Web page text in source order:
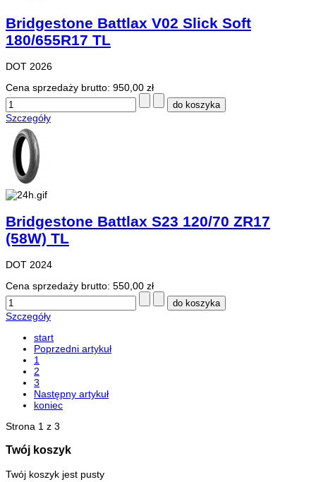
Bridgestone Battlax V02 Slick Soft
180/655R17 TL
DOT 2026
Cena sprzedaży brutto: 950,00 zł
Szczegóły
Bridgestone Battlax S23 120/70 ZR17
(58W) TL
DOT 2024
Cena sprzedaży brutto: 550,00 zł
Szczegóły
start
Poprzedni artykuł
1
2
3
Następny artykuł
koniec
Strona 1 z 3
Twój koszyk
Twój koszyk jest pusty